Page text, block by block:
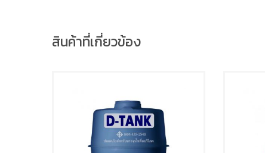
สินค้าที่เกี่ยวข้อง